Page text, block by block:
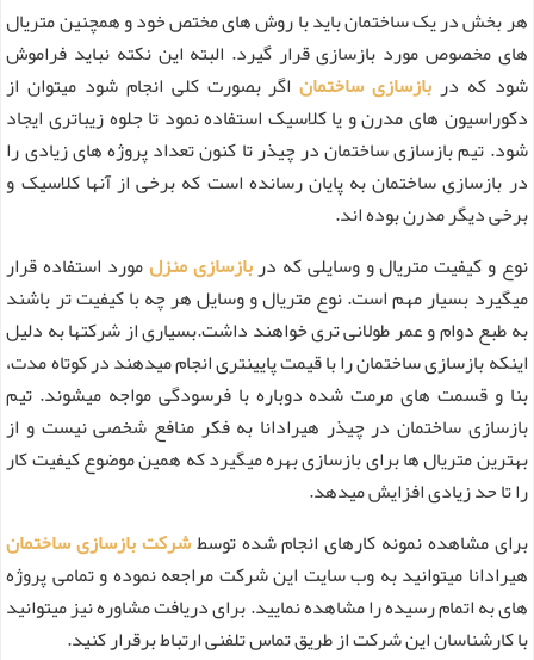
هر بخش در یک ساختمان باید با روش های مختص خود و همچنین متریال
های مخصوص مورد بازسازی قرار گیرد. البته این نکته نباید فراموش
شود که در بازسازی ساختماناگر بصورت کلی انجام شود میتوان از
دکوراسیون های مدرن و یا کلاسیک استفاده نمود تا جلوه زیباتری ایجاد
شود. تیم بازسازی ساختمان در چیذر تا کنون تعداد پروژه های زیادی را
در بازسازی ساختمان به پایان رسانده است که برخی از آنها کلاسیک و
برخی دیگر مدرن بوده اند.
نوع و کیفیت متریال و وسایلی که دربازسازی منزلمورد استفاده قرار
میگیرد بسیار مهم است. نوع متریال و وسایل هر چه با کیفیت تر باشند
به طبع دوام و عمر طولانی تری خواهند داشت.بسیاری از شرکتها به دلیل
اینکه بازسازی ساختمان را با قیمت پایینتری انجام میدهند در کوتاه مدت،
بنا و قسمت های مرمت شده دوباره با فرسودگی مواجه میشوند. تیم
بازسازی ساختمان در چیذر هیرادانا به فکر منافع شخصی نیست و از
بهترین متریال ها برای بازسازی بهره میگیرد که همین موضوع کیفیت کار
را تا حد زیادی افزایش میدهد.
برای مشاهده نمونه کارهای انجام شده توسطشرکت بازسازی ساختمان
هیرادانا میتوانید به وب سایت این شرکت مراجعه نموده و تمامی پروژه
های به اتمام رسیده را مشاهده نمایید. برای دریافت مشاوره نیز میتوانید
با کارشناسان این شرکت از طریق تماس تلفنی ارتباط برقرار کنید.